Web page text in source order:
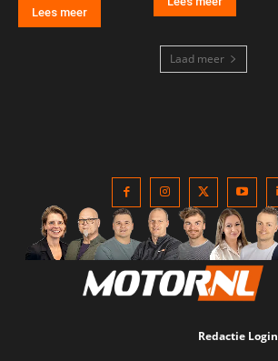
Lees meer
Laad meer
Redactie Login